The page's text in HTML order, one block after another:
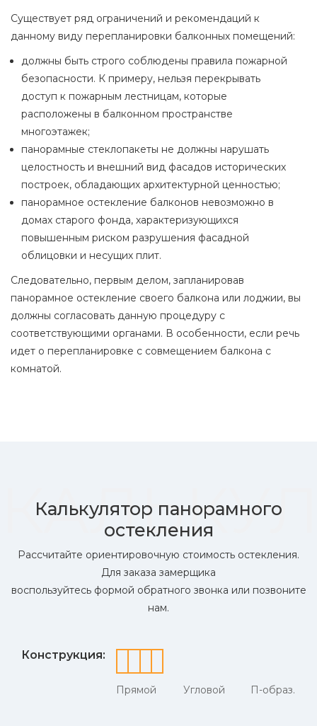
Существует ряд ограничений и рекомендаций к
данному виду перепланировки балконных помещений:
должны быть строго соблюдены правила пожарной
безопасности. К примеру, нельзя перекрывать
доступ к пожарным лестницам, которые
расположены в балконном пространстве
многоэтажек;
панорамные стеклопакеты не должны нарушать
целостность и внешний вид фасадов исторических
построек, обладающих архитектурной ценностью;
панорамное остекление балконов невозможно в
домах старого фонда, характеризующихся
повышенным риском разрушения фасадной
облицовки и несущих плит.
Следовательно, первым делом, запланировав
панорамное остекление своего балкона или лоджии, вы
должны согласовать данную процедуру с
соответствующими органами. В особенности, если речь
идет о перепланировке с совмещением балкона с
комнатой.
Калькулятор панорамного
остекления
Рассчитайте ориентировочную стоимость остекления.
Для заказа замерщика
воспользуйтесь формой обратного звонка или позвоните
нам.
Конструкция:
Прямой Угловой П-образ.